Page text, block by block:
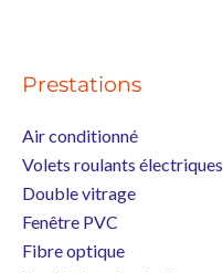
Prestations
Air conditionné
Volets roulants électriques
Double vitrage
Fenêtre PVC
Fibre optique